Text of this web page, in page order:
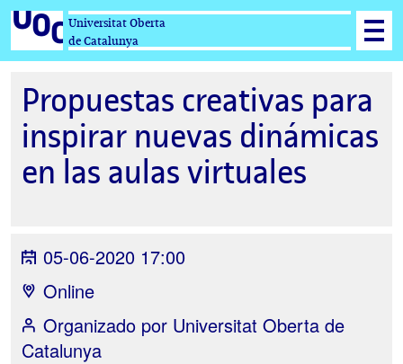
Universitat Oberta
de Catalunya
Propuestas creativas para
inspirar nuevas dinámicas
en las aulas virtuales
05-06-2020 17:00
Online
Organizado por Universitat Oberta de
Catalunya